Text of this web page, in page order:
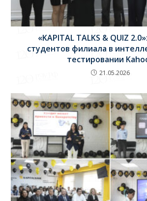
«KAPITAL TALKS & QUIZ
студентов филиала в
тестировании
21.05.2026